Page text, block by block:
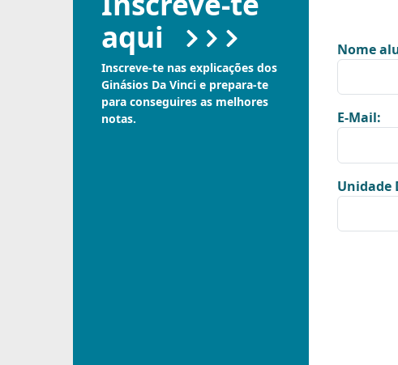
aqui
Inscreve-te nas explicações dos
Ginásios Da Vinci e prepara-te
para conseguires as melhores
notas.
Nome
E-Mail:
Unidade